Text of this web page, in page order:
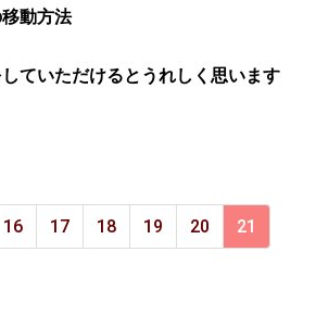
動方法
していただけるとうれしく思います
16 17 18 19 20 21